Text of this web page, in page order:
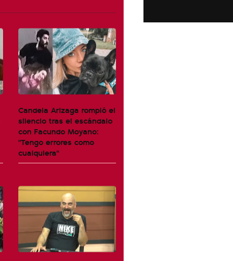
Candela Arizaga rompió el
silencio tras el escándalo
con Facundo Moyano:
"Tengo errores como
cualquiera"
y pedir. 🎙️